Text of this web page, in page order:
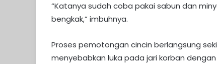
“Katanya sudah coba pakai sabun dan
bengkak,” imbuhnya.
Proses pemotongan cincin berlangsung
menyebabkan luka pada jari korban